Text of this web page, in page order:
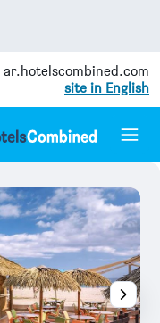
ar.hotelscombined.com
site in English